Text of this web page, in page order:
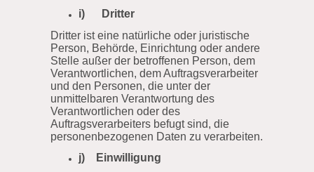
i) Dritter
Dritter ist eine natürliche oder juristische
Person, Behörde, Einrichtung oder andere
Stelle außer der betroffenen Person, dem
Verantwortlichen, dem Auftragsverarbeiter
und den Personen, die unter der
unmittelbaren Verantwortung des
Verantwortlichen oder des
Auftragsverarbeiters befugt sind, die
personenbezogenen Daten zu verarbeiten.
j) Einwilligung